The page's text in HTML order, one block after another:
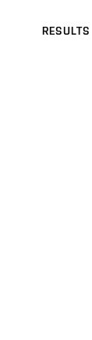
RESULTS